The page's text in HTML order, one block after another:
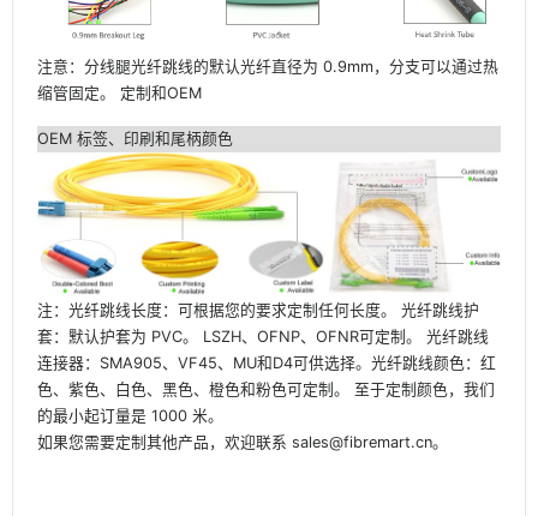
注意：分线腿光纤跳线的默认光纤直径为 0.9mm，分支可以通过热
缩管固定。
定制和OEM
OEM 标签、印刷和尾柄颜色
注：光纤跳线长度：可根据您的要求定制任何长度。
光纤跳线护
套：默认护套为 PVC。
LSZH、OFNP、OFNR可定制。
光纤跳线
连接器：SMA905、VF45、MU和D4可供选择。光纤跳线颜色：红
色、紫色、白色、黑色、橙色和粉色可定制。
至于定制颜色，我们
的最小起订量是 1000 米。
如果您需要定制其他产品，欢迎联系 sales@fibremart.cn。